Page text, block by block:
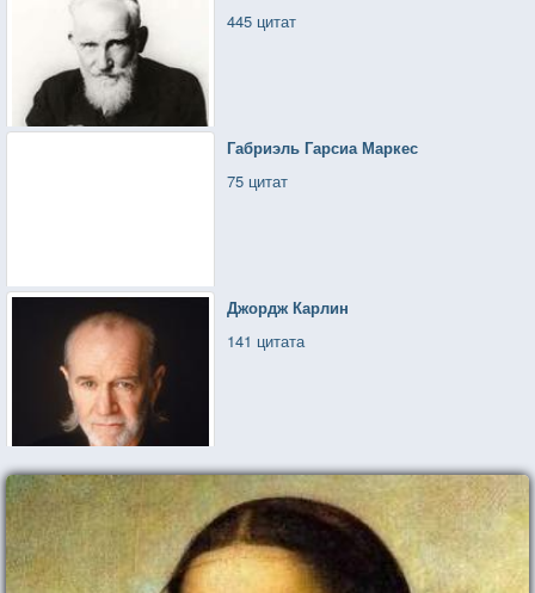
445 цитат
Габриэль Гарсиа Маркес
75 цитат
Джордж Карлин
141 цитата